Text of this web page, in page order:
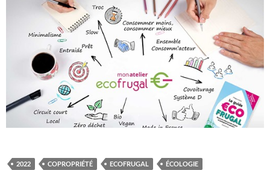
2022 COPROPRIÉTÉ ECOFRUGAL
ÉCOLOGIE